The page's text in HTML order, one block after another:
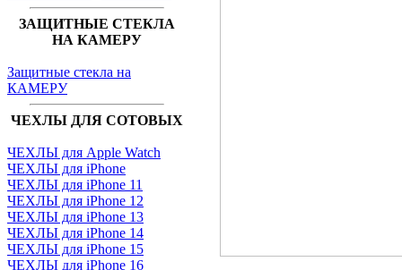
ЗАЩИТНЫЕ СТЕКЛА
НА КАМЕРУ
Защитные стекла на
КАМЕРУ
ЧЕХЛЫ ДЛЯ СОТОВЫХ
ЧЕХЛЫ для Apple Watch
ЧЕХЛЫ для iPhone
ЧЕХЛЫ для iPhone 11
ЧЕХЛЫ для iPhone 12
ЧЕХЛЫ для iPhone 13
ЧЕХЛЫ для iPhone 14
ЧЕХЛЫ для iPhone 15
ЧЕХЛЫ для iPhone 16